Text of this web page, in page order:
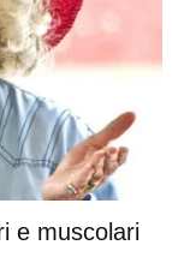
e muscolari